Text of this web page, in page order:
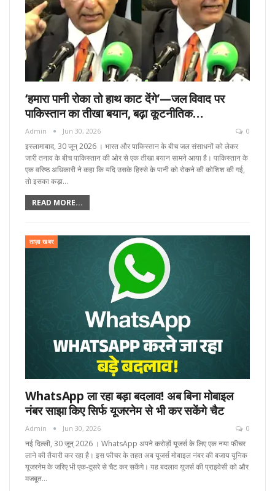
‘हमारा पानी रोका तो हाथ काट देंगे’—जल विवाद पर
पाकिस्तान का तीखा बयान, बढ़ा कूटनीतिक…
Admin Jun 30, 2026 0
इस्लामाबाद, 30 जून्‌ 2026 । भारत और पाकिस्तान के बीच जल संसाधनों को लेकर
जारी तनाव के बीच पाकिस्तान की ओर से एक तीखा बयान सामने आया है। पाकिस्तान के
एक वरिष्ठ अधिकारी ने कहा कि यदि उसके हिस्से के पानी को रोकने की कोशिश की गई,
तो इसका कड़ा…
READ MORE...
ताज़ा खबर
WhatsApp ला रहा बड़ा बदलाव! अब बिना मोबाइल
नंबर साझा किए सिर्फ यूजरनेम से भी कर सकेंगे चैट
Admin Jun 30, 2026 0
नई दिल्ली, 30 जून्‌ 2026 । WhatsApp अपने करोड़ों यूजर्स के लिए एक नया फीचर
लाने की तैयारी कर रहा है। इस फीचर के तहत अब यूजर्स मोबाइल नंबर की बजाय यूनिक
यूजरनेम के जरिए भी एक-दूसरे से चैट कर सकेंगे। यह बदलाव यूजर्स की प्राइवेसी को और
मजबूत…